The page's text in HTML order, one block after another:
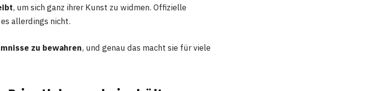
, um sich ganz ihrer Kunst zu widmen. Offizielle
allerdings nicht.
zu bewahren, und genau das macht sie für viele